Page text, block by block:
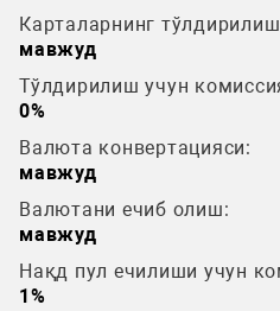
Карталарнинг
мавжуд
Тўлдирилиш учун
0%
Валюта конвертацияси:
мавжуд
Валютани ечиб олиш:
мавжуд
Нақд пул ечилиши учун
1%